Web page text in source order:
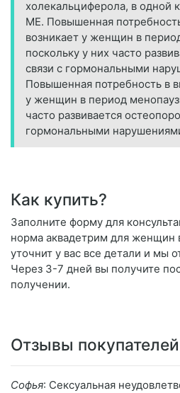
холекальциферола, в
МЕ. Повышенная
возникает у женщин в
поскольку у них часто
связи с гормональными
Повышенная потребность в
у женщин в период
часто развивается
гормональными
Как купить?
Заполните форму для
норма аквадетрим для женщин
уточнит у вас все детали и мы
Через 3-7 дней вы получите
получении.
Отзывы покупателей
Софья: Сексуальная